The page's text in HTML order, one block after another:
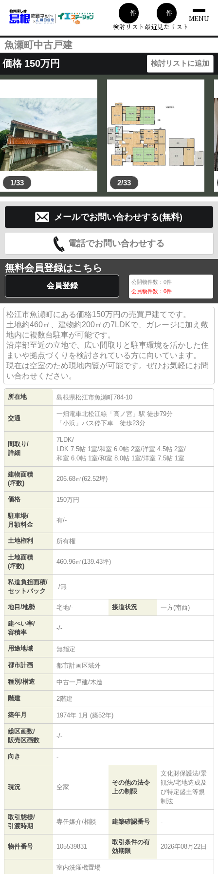
00件
検討リスト
件
最近見たリスト
MENU
魚瀬町中古戸建
価格 150万円 検討リストに追加
1/33 2/33
メールでお問い合わせする(無料)
電話でお問い合わせする
無料会員登録はこちら
会員登録 公開物件数：0件
会員物件数：0件
松江市魚瀬町にある価格150万円の売買戸建てです。
土地約460㎡、建物約200㎡の7LDKで、ガレージに加え敷
地内に複数台駐車が可能です。
沿岸部至近の立地で、広い間取りと駐車環境を活かした住
まいや拠点づくりを検討されている方に向いています。
現在は空室のため現地内覧が可能です。ぜひお気軽にお問
い合わせください。
所在地 島根県松江市魚瀬町784-10
交通
一畑電車北松江線 「 高ノ宮 」駅 徒歩79分
「小浜」バス停下車 徒歩23分
間取り/
詳細
7LDK/
LDK 7.5帖 1室/和室 6.0帖 2室/洋室 4.5帖 2室/
和室 6.0帖 1室/和室 8.0帖 1室/洋室 7.5帖 1室
建物面積
(坪数)
206.68㎡(62.52坪)
価格 150万円
駐車場/
月額料金
有/-
土地権利 所有権
土地面積
(坪数)
460.96㎡(139.43坪)
私道負担面積/
セットバック
-/無
地目/地勢 宅地/- 接道状況 一方(南西)
建ぺい率/
容積率
-/-
用途地域 無指定
都市計画 都市計画区域外
種別/構造 中古一戸建/木造
階建 2階建
築年月 1974年 1月 (築52年)
総区画数/
販売区画数
-/-
向き -
現況 空家
その他の法令
上の制限
文化財保護法/景
観法/宅地造成及
び特定盛土等規
制法
取引態様/
引渡時期
専任媒介/相談 建築確認番号 -
物件番号 105539831
取引条件の有
効期限
2026年08月22日
室内洗濯機置場